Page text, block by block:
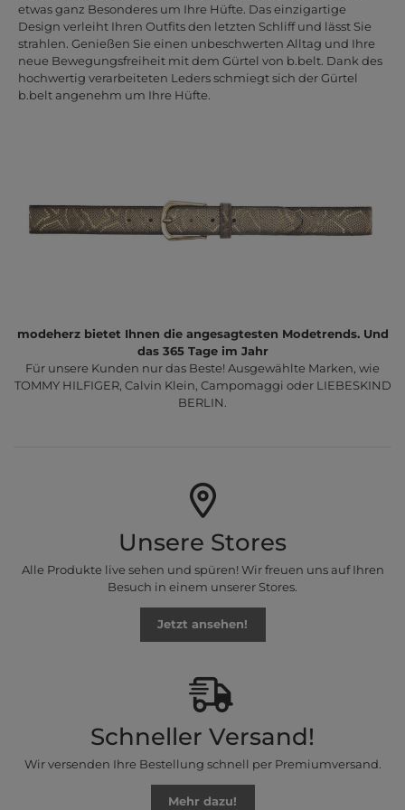
etwas ganz Besonderes um Ihre Hüfte. Das einzigartige
Design verleiht Ihren Outfits den letzten Schliff und lässt Sie
strahlen. Genießen Sie einen unbeschwerten Alltag und Ihre
neue Bewegungsfreiheit mit dem Gürtel von b.belt. Dank des
hochwertig verarbeiteten Leders schmiegt sich der Gürtel
b.belt angenehm um Ihre Hüfte.
modeherz bietet Ihnen die angesagtesten Modetrends. Und
das 365 Tage im Jahr
Für unsere Kunden nur das Beste! Ausgewählte Marken, wie
TOMMY HILFIGER, Calvin Klein, Campomaggi oder LIEBESKIND
BERLIN.
Unsere Stores
Alle Produkte live sehen und spüren! Wir freuen uns auf Ihren
Besuch in einem unserer Stores.
Jetzt ansehen!
Schneller Versand!
Wir versenden Ihre Bestellung schnell per Premiumversand.
Mehr dazu!